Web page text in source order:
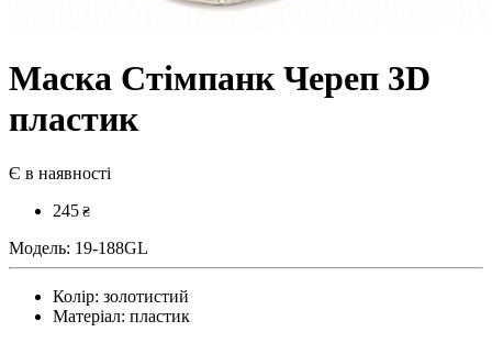
Маска Стімпанк Череп 3D
пластик
Є в наявності
245 ₴
Модель: 19-188GL
Колір: золотистий
Матеріал: пластик